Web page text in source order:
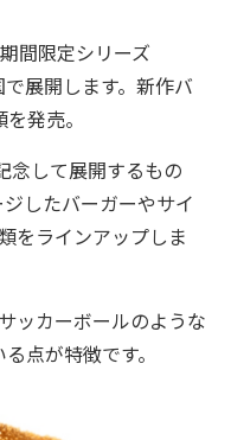
間限定シリーズ
で展開します。新作バ
を発売。
念して展開するもの
したバーガーやサイ
をラインアップしま
ッカーボールのような
点が特徴です。